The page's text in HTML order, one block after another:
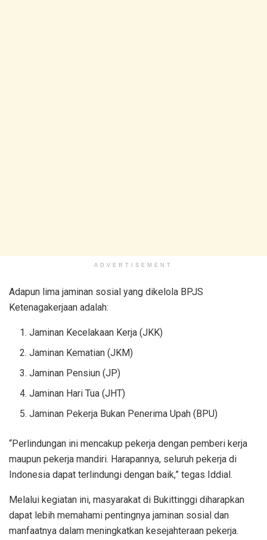
ADVERTISEMENT
Adapun lima jaminan sosial yang dikelola BPJS
Ketenagakerjaan adalah:
Jaminan Kecelakaan Kerja (JKK)
Jaminan Kematian (JKM)
Jaminan Pensiun (JP)
Jaminan Hari Tua (JHT)
Jaminan Pekerja Bukan Penerima Upah (BPU)
“Perlindungan ini mencakup pekerja dengan pemberi kerja
maupun pekerja mandiri. Harapannya, seluruh pekerja di
Indonesia dapat terlindungi dengan baik,” tegas Iddial.
Melalui kegiatan ini, masyarakat di Bukittinggi diharapkan
dapat lebih memahami pentingnya jaminan sosial dan
manfaatnya dalam meningkatkan kesejahteraan pekerja.